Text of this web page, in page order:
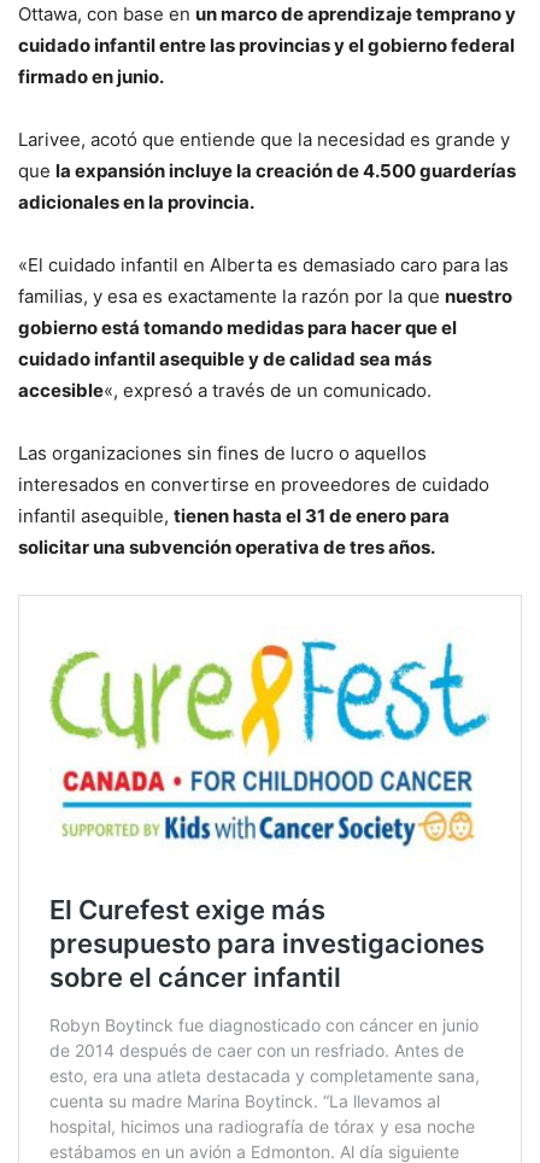
Ottawa, con base en un marco de aprendizaje temprano y
cuidado infantil entre las provincias y el gobierno federal
firmado en junio.
Larivee, acotó que entiende que la necesidad es grande y
que la expansión incluye la creación de 4.500 guarderías
adicionales en la provincia.
«El cuidado infantil en Alberta es demasiado caro para las
familias, y esa es exactamente la razón por la que nuestro
gobierno está tomando medidas para hacer que el
cuidado infantil asequible y de calidad sea más
accesible«, expresó a través de un comunicado.
Las organizaciones sin fines de lucro o aquellos
interesados ​​en convertirse en proveedores de cuidado
infantil asequible, tienen hasta el 31 de enero para
solicitar una subvención operativa de tres años.